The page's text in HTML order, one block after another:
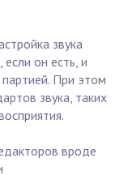
звука
он есть, и
При этом
звука, таких
вроде